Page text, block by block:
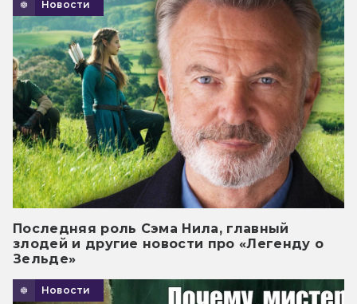
Новости
Последняя роль Сэма Нила, главный
злодей и другие новости про «Легенду о
Зельде»
Новости